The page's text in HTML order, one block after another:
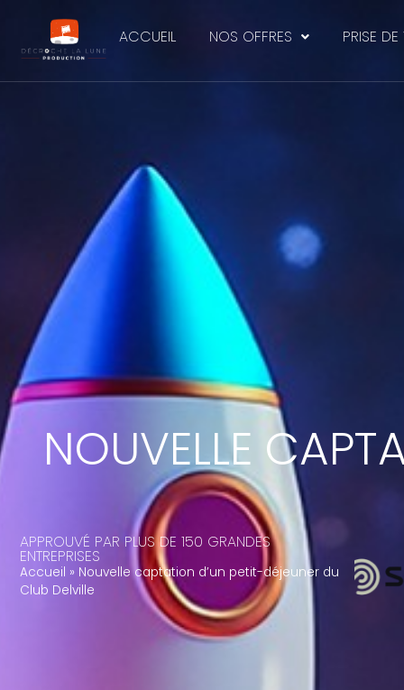
ACCUEIL NOS OFFRES PRISE
NOUVELLE
APPROUVÉ PAR PLUS DE 150 GRANDES
ENTREPRISES
Accueil » Nouvelle captation d’un petit-déjeuner du
Club Delville